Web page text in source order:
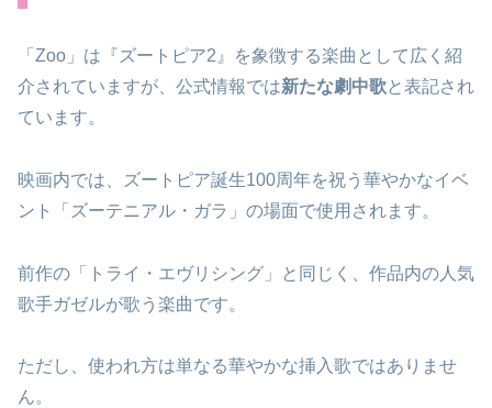
「Zoo」は『ズートピア2』を象徴する楽曲として広く紹
介されていますが、公式情報では新たな劇中歌と表記され
ています。
映画内では、ズートピア誕生100周年を祝う華やかなイベ
ント「ズーテニアル・ガラ」の場面で使用されます。
前作の「トライ・エヴリシング」と同じく、作品内の人気
歌手ガゼルが歌う楽曲です。
ただし、使われ方は単なる華やかな挿入歌ではありませ
ん。